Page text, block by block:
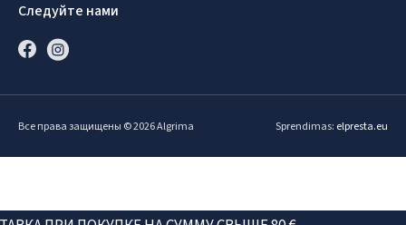
Следуйте нами
Все права защищены © 2026 Algrima Sprendimas: elpresta.eu